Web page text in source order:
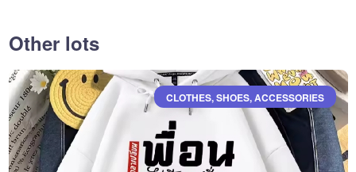
Other lots
CLOTHES, SHOES, ACCESSORIES